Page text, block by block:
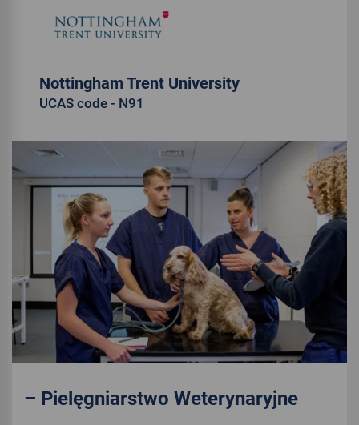
– Pielęgniarstwo Weterynaryjne
Nottingham Trent University
UCAS code - N91